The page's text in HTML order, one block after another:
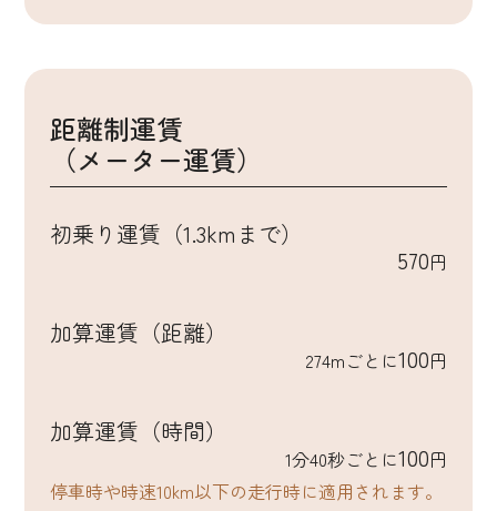
距離制運賃
（メーター運賃）
初乗り運賃（1.3kmまで）
570円
加算運賃（距離）
274mごとに100円
加算運賃（時間）
1分40秒ごとに100円
停車時や時速10km以下の走行時に適用されます。